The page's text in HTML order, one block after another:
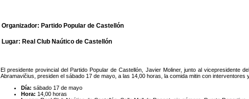
Organizador: Partido Popular de Castellón
Lugar: Real Club Naútico de Castellón
El presidente provincial del Partido Popular de Castellón, Javier Moliner, junto al vicepresidente
Abramavičius, presiden el sábado 17 de mayo, a las 14,00 horas, la comida mitin con interventores
Día: sábado 17 de mayo
Hora: 14,00 horas